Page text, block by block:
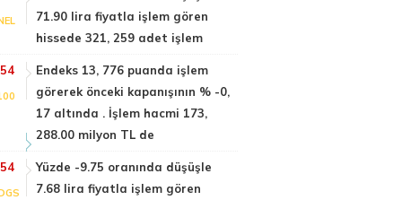
71.90 lira fiyatla işlem gören
hissede 321, 259 adet işlem
Endeks 13, 776 puanda işlem
görerek önceki kapanışının % -0,
17 altında . İşlem hacmi 173,
288.00 milyon TL de
Yüzde -9.75 oranında düşüşle
7.68 lira fiyatla işlem gören